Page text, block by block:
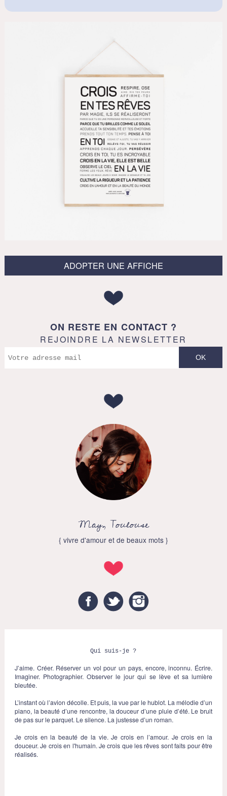
ADOPTER UNE AFFICHE
ON RESTE EN CONTACT ?
REJOINDRE LA NEWSLETTER
May, Toulouse
{ vivre d'amour et de beaux mots }
FacebookTwitter
Qui suis-je ?
J’aime. Créer. Réserver un vol pour un pays, encore, inconnu. Écrire.
Imaginer. Photographier. Observer le jour qui se lève et sa lumière
bleutée.
L’instant où l’avion décolle. Et puis, la vue par le hublot. La mélodie d’un
piano, la beauté d’une rencontre, la douceur d’une pluie d’été. Le bruit
de pas sur le parquet. Le silence. La justesse d’un roman.
Je crois en la beauté de la vie. Je crois en l’amour. Je crois en la
douceur. Je crois en l'humain. Je crois que les rêves sont faits pour être
réalisés.